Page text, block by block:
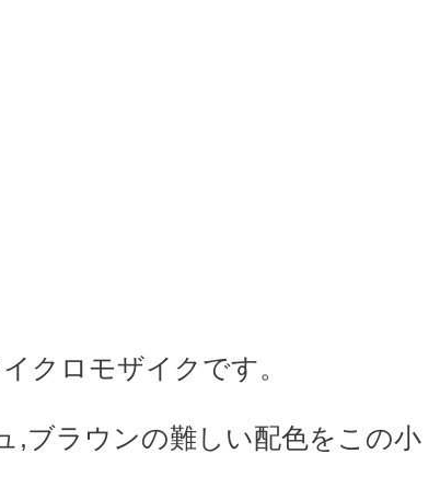
クロモザイクです。
,ブラウンの難しい配色をこの小